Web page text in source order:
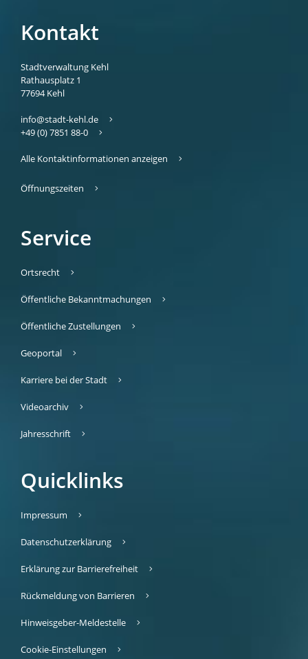
Kontakt
Stadtverwaltung Kehl
Rathausplatz 1
77694 Kehl
info@stadt-kehl.de
+49 (0) 7851 88-0
Alle Kontaktinformationen anzeigen
Öffnungszeiten
Service
Ortsrecht
Öffentliche Bekanntmachungen
Öffentliche Zustellungen
Geoportal
Karriere bei der Stadt
Videoarchiv
Jahresschrift
Quicklinks
Impressum
Datenschutzerklärung
Erklärung zur Barrierefreiheit
Rückmeldung von Barrieren
Hinweisgeber-Meldestelle
Cookie-Einstellungen